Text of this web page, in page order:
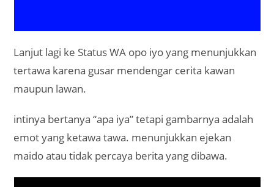
Lanjut lagi ke Status WA opo iyo yang menunjukkan
tertawa karena gusar mendengar cerita kawan
maupun lawan.
intinya bertanya “apa iya” tetapi gambarnya adalah
emot yang ketawa tawa. menunjukkan ejekan
maido atau tidak percaya berita yang dibawa.